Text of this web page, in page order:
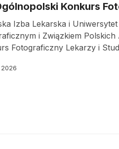
Konkurs
Izba Lekarska i
i Związkiem
Fotograficzny Lekarzy i
2026